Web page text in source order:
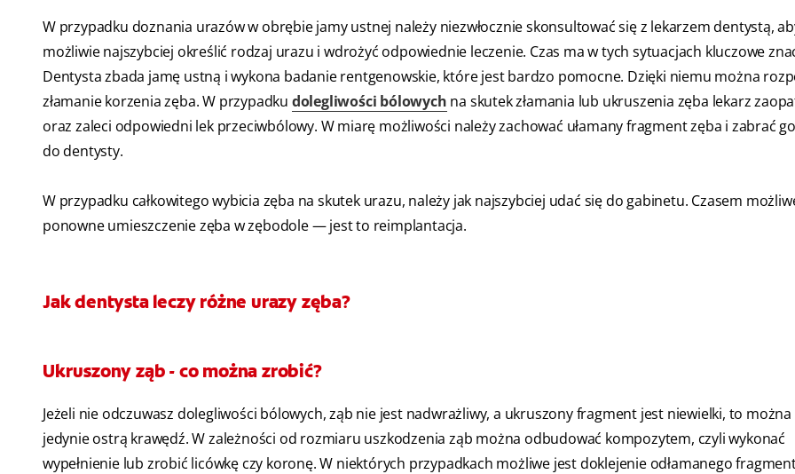
W przypadku doznania urazów w obrębie jamy ustnej należy niezwłocznie skonsultować się z lekarzem dentystą,
możliwie najszybciej określić rodzaj urazu i wdrożyć odpowiednie leczenie. Czas ma w tych sytuacjach kluczowe
Dentysta zbada jamę ustną i wykona badanie rentgenowskie, które jest bardzo pomocne. Dzięki niemu można
złamanie korzenia zęba. W przypadku dolegliwości bólowych na skutek złamania lub ukruszenia zęba lekarz
oraz zaleci odpowiedni lek przeciwbólowy. W miarę możliwości należy zachować ułamany fragment zęba i zabrać
do dentysty.
W przypadku całkowitego wybicia zęba na skutek urazu, należy jak najszybciej udać się do gabinetu. Czasem
ponowne umieszczenie zęba w zębodole — jest to reimplantacja.
Jak dentysta leczy różne urazy zęba?
Ukruszony ząb - co można zrobić?
Jeżeli nie odczuwasz dolegliwości bólowych, ząb nie jest nadwrażliwy, a ukruszony fragment jest niewielki, to można
jedynie ostrą krawędź. W zależności od rozmiaru uszkodzenia ząb można odbudować kompozytem, czyli wykonać
wypełnienie lub zrobić licówkę czy koronę. W niektórych przypadkach możliwe jest doklejenie odłamanego